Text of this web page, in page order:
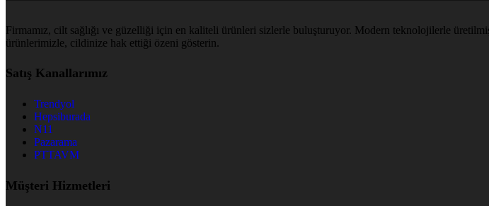
Firmamız, cilt sağlığı ve güzelliği için en kaliteli ürünleri sizlerle buluşturuyor. Modern teknolojilerle
ürünlerimizle, cildinize hak ettiği özeni gösterin.
Satış Kanallarımız
Trendyol
Hepsiburada
N11
Pazarama
PTTAVM
Müşteri Hizmetleri